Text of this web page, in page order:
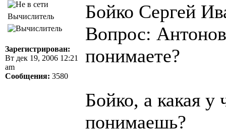
Вычислитель
Зарегистрирован:
Вт дек 19, 2006 12:21
am
Сообщения: 3580
Бойко Сергей
Вопрос:
понимаете?
Бойко, а какая у
понимаешь?